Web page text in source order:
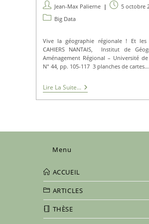
Auteur/autrice
de
publication :
Jean-Max Palierne
Publication
5 octobre
PostBig Data
Vive la géographie régionale ! Et les
CAHIERS NANTAIS, Institut de
Aménagement Régional – Université
N° 44, pp. 105-117 3 planches de cartes…
Lire La Suite...Vive
La
Géographie
Menu
ACCUEIL
ARTICLES
THÈSE